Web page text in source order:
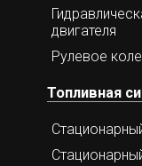
двигателя
Рулевое
Топливная